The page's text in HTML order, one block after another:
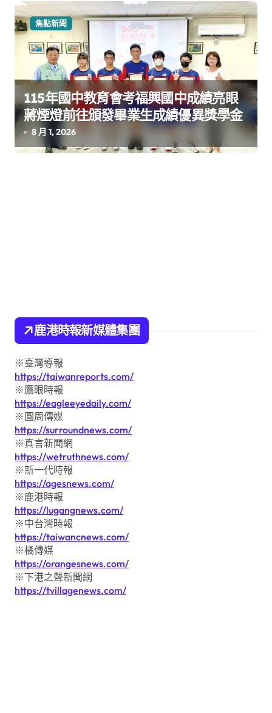
焦點新聞
115年國中教育會考福興國中成績亮眼
蔣煙燈前往頒發畢業生成績優異獎學金
8 月 1, 2026
鹿港時報新媒體集團
※臺灣導報
https://taiwanreports.com/
※鷹眼時報
https://eagleeyedaily.com/
※圓周傳媒
https://surroundnews.com/
※真言新聞網
https://wetruthnews.com/
※新一代時報
https://agesnews.com/
※鹿港時報
https://lugangnews.com/
※中台灣時報
https://taiwancnews.com/
※橘傳媒
https://orangesnews.com/
※下港之聲新聞網
https://tvillagenews.com/